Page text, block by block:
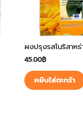
ผงปรุงรสโนริสาหร่
45.00฿
หยิบใส่ตะกร้า